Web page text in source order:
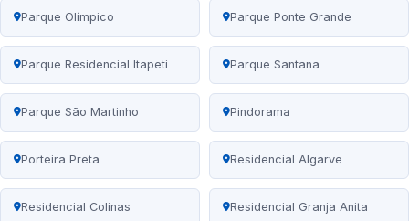
Parque Olímpico Parque Ponte Grande
Parque Residencial Itapeti Parque Santana
Parque São Martinho Pindorama
Porteira Preta Residencial Algarve
Residencial Colinas Residencial Granja Anita